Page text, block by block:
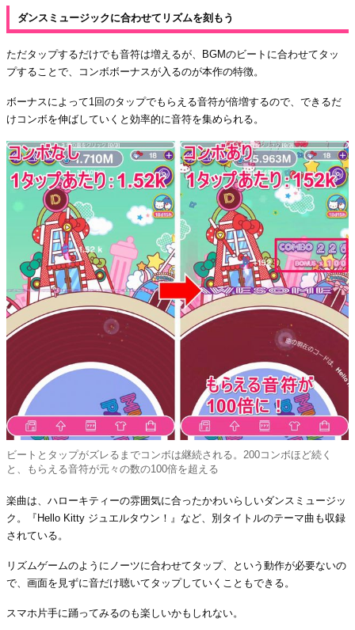
ダンスミュージックに合わせてリズムを刻もう
ただタップするだけでも音符は増えるが、BGMのビートに合わせてタッ
プすることで、コンボボーナスが入るのが本作の特徴。
ボーナスによって1回のタップでもらえる音符が倍増するので、できるだ
けコンボを伸ばしていくと効率的に音符を集められる。
ビートとタップがズレるまでコンボは継続される。200コンボほど続く
と、もらえる音符が元々の数の100倍を超える
楽曲は、ハローキティーの雰囲気に合ったかわいらしいダンスミュージッ
ク。『Hello Kitty ジュエルタウン！』など、別タイトルのテーマ曲も収録
されている。
リズムゲームのようにノーツに合わせてタップ、という動作が必要ないの
で、画面を見ずに音だけ聴いてタップしていくこともできる。
スマホ片手に踊ってみるのも楽しいかもしれない。